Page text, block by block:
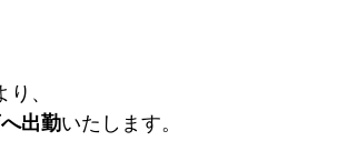
、
出勤いたします。